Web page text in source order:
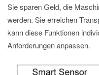
Sie sparen Geld, die
werden. Sie erreichen
kann diese Funktionen
Anforderungen anpassen.